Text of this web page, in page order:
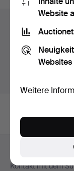
Sie suchen in
Auktionen.
Fußzeilen-
Navigation
Kontakt mit dem
Website
Weitere